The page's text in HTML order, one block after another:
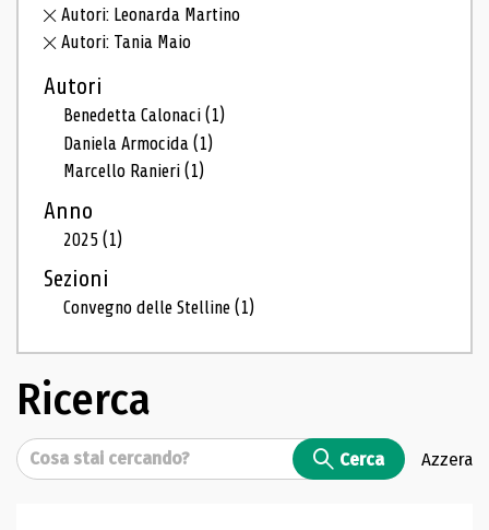
Autori: Leonarda Martino
Autori: Tania Maio
Autori
Benedetta Calonaci(1)
Daniela Armocida(1)
Marcello Ranieri(1)
Anno
2025(1)
Sezioni
Convegno delle Stelline(1)
Ricerca
Cerca Cerca Azzera